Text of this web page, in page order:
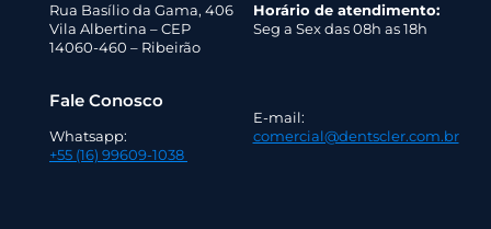
Rua Basílio da Gama, 406
Vila Albertina – CEP
14060-460 – Ribeirão
Horário de atendimento:
Seg a Sex das 08h as 18h
Fale Conosco
Whatsapp:
+55 (16) 99609-1038
E-mail:
comercial@dentscler.com.br